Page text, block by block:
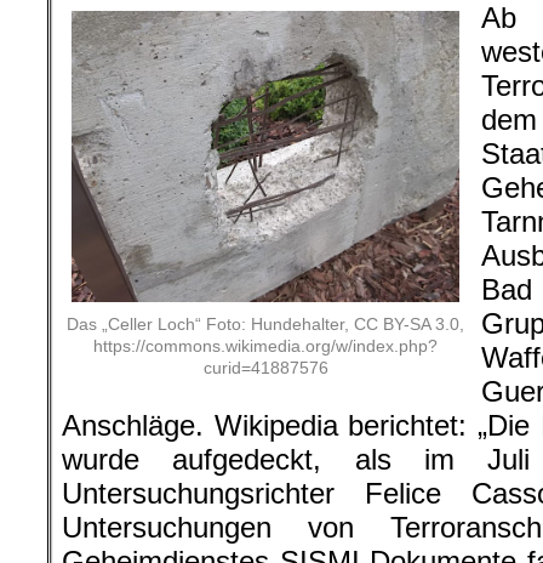
Das „Celler Loch“ Foto: Hundehalter, CC BY-SA 3.0,
https://commons.wikimedia.org/w/index.php?
curid=41887576
Ab
Anschläge. Wikipedia berichtet:
wurde aufgedeckt, als im
Untersuchungsrichter Felice
Untersuchungen von